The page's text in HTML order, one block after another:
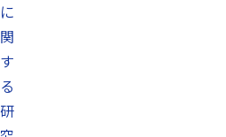
に
関
す
る
研